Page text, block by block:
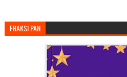
FRAKSI PAN